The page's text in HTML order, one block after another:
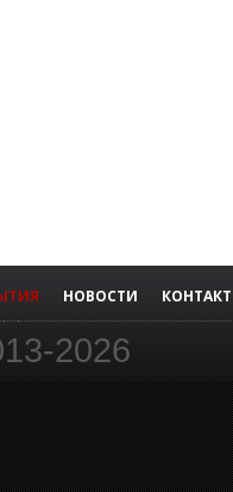
НОВОСТИ
2026